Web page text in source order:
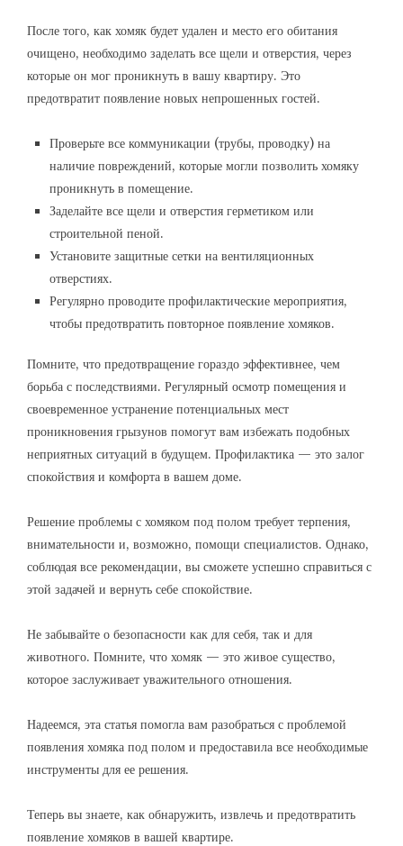
После того, как хомяк будет удален и место его обитания
очищено, необходимо заделать все щели и отверстия, через
которые он мог проникнуть в вашу квартиру. Это
предотвратит появление новых непрошенных гостей.
Проверьте все коммуникации (трубы, проводку) на
наличие повреждений, которые могли позволить хомяку
проникнуть в помещение.
Заделайте все щели и отверстия герметиком или
строительной пеной.
Установите защитные сетки на вентиляционных
отверстиях.
Регулярно проводите профилактические мероприятия,
чтобы предотвратить повторное появление хомяков.
Помните, что предотвращение гораздо эффективнее, чем
борьба с последствиями. Регулярный осмотр помещения и
своевременное устранение потенциальных мест
проникновения грызунов помогут вам избежать подобных
неприятных ситуаций в будущем. Профилактика — это залог
спокойствия и комфорта в вашем доме.
Решение проблемы с хомяком под полом требует терпения,
внимательности и, возможно, помощи специалистов. Однако,
соблюдая все рекомендации, вы сможете успешно справиться с
этой задачей и вернуть себе спокойствие.
Не забывайте о безопасности как для себя, так и для
животного. Помните, что хомяк — это живое существо,
которое заслуживает уважительного отношения.
Надеемся, эта статья помогла вам разобраться с проблемой
появления хомяка под полом и предоставила все необходимые
инструменты для ее решения.
Теперь вы знаете, как обнаружить, извлечь и предотвратить
появление хомяков в вашей квартире.